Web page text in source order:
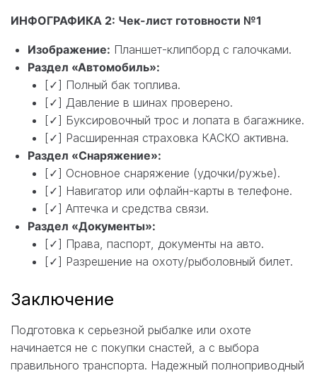
ИНФОГРАФИКА 2: Чек-лист готовности №1
Изображение: Планшет-клипборд с галочками.
Раздел «Автомобиль»:
[✓] Полный бак топлива.
[✓] Давление в шинах проверено.
[✓] Буксировочный трос и лопата в багажнике.
[✓] Расширенная страховка КАСКО активна.
Раздел «Снаряжение»:
[✓] Основное снаряжение (удочки/ружье).
[✓] Навигатор или офлайн-карты в телефоне.
[✓] Аптечка и средства связи.
Раздел «Документы»:
[✓] Права, паспорт, документы на авто.
[✓] Разрешение на охоту/рыболовный билет.
Заключение
Подготовка к серьезной рыбалке или охоте
начинается не с покупки снастей, а с выбора
правильного транспорта. Надежный полноприводный